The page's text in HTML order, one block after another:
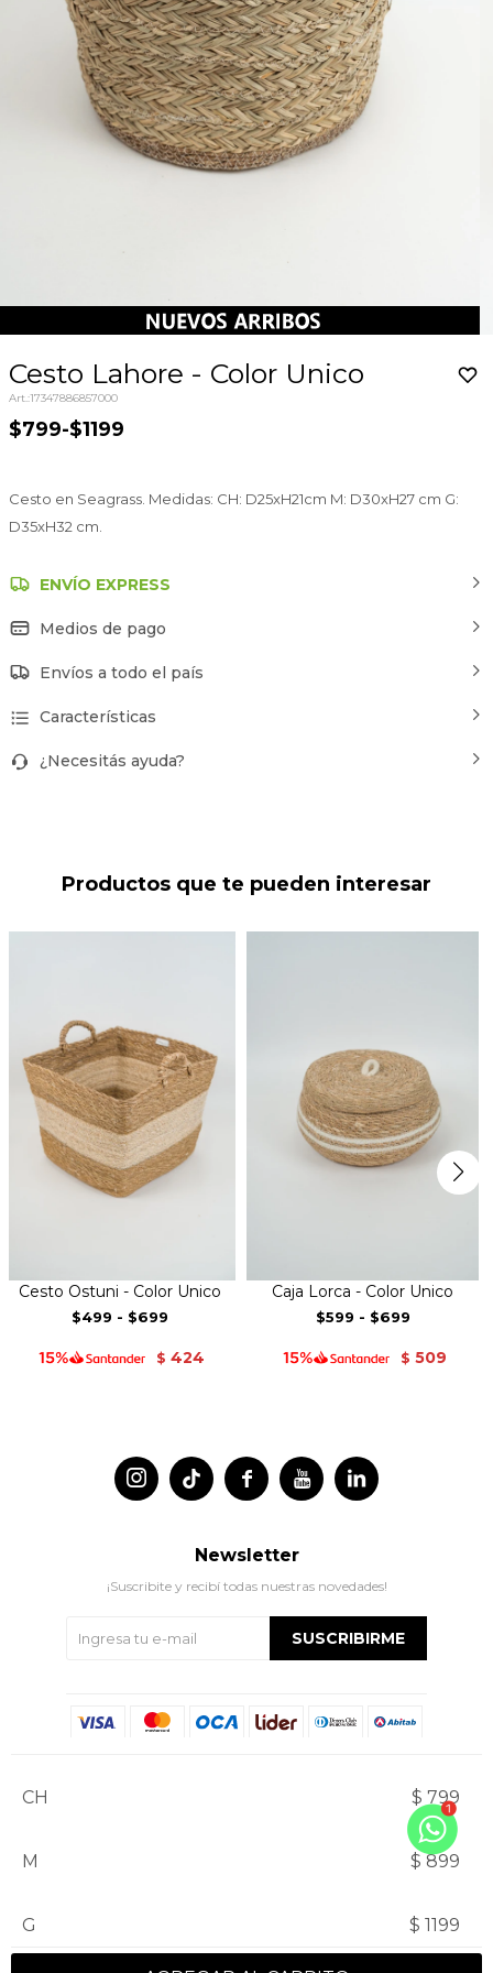
Cesto Lahore - Color Unico
17347886857000
$799-$1199
Cesto en Seagrass. Medidas: CH: D25xH21cm M: D30xH27 cm G:
D35xH32 cm.
CH $ 799
M $ 899
G $ 1199
ENVÍO EXPRESS
Medios de pago
Envíos a todo el país
Características
¿Necesitás ayuda?
Productos que te pueden interesar
Cesto Ostuni - Color Unico
$499 - $699
$ 424
Caja Lorca - Color Unico
$599 - $699
$ 509
 
 
Newsletter
¡Suscribite y recibí todas nuestras novedades!
SUSCRIBIRME